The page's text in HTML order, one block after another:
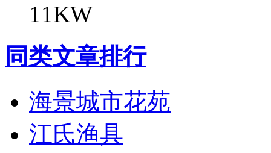
11KW
同类文章排行
海景城市花苑
江氏渔具